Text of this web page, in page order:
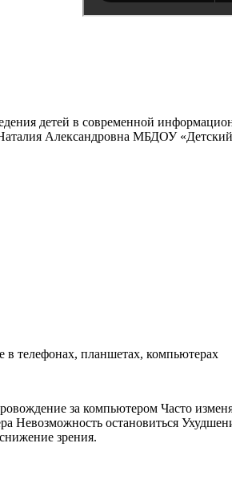
детей в современной
Александровна МБДОУ «Детский
в телефонах, планшетах, компьютерах
за компьютером Часто
Невозможность остановиться
зрения.